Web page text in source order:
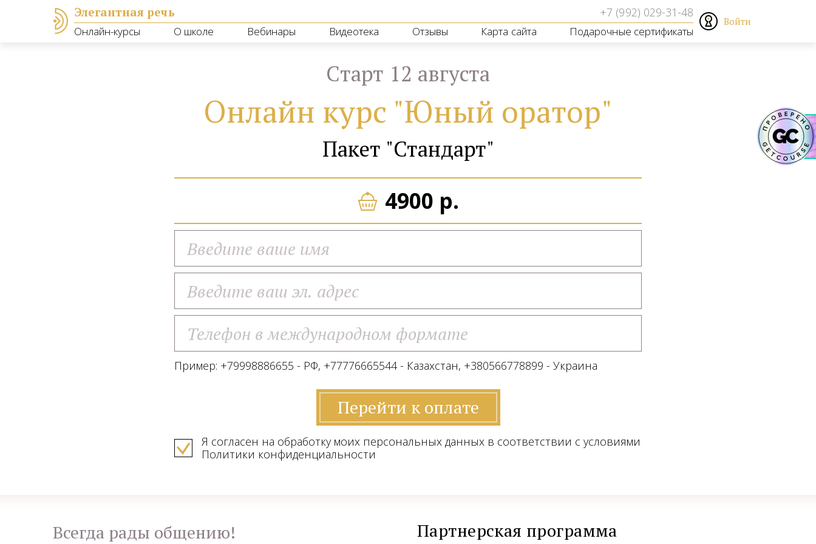
Элегантная речь
Онлайн-курсы О школе Вебинары Видеотека Отзывы Карта сайта Подарочные сертификаты
Войти
Cтарт 12 августа
Онлайн курс "Юный оратор"
Пакет "Стандарт"
4900 р.
Пример: +79998886655 - РФ, +77776665544 - Казахстан, +380566778899 - Украина
Перейти к оплате
Я согласен на обработку моих персональных данных в соответствии с условиями
Политики конфиденциальности
Всегда рады общению!
Партнерская программа